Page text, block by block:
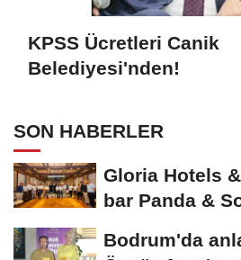
KPSS Ücretleri Canik
Belediyesi'nden!
SON HABERLER
Gloria Hotels
bar Panda &
Bodrum'da